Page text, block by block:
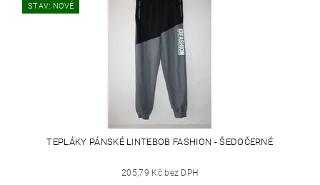
STAV: NOVÉ
TEPLÁKY PÁNSKÉ LINTEBOB FASHION - ŠEDOČERNÉ
205,79 Kč bez DPH